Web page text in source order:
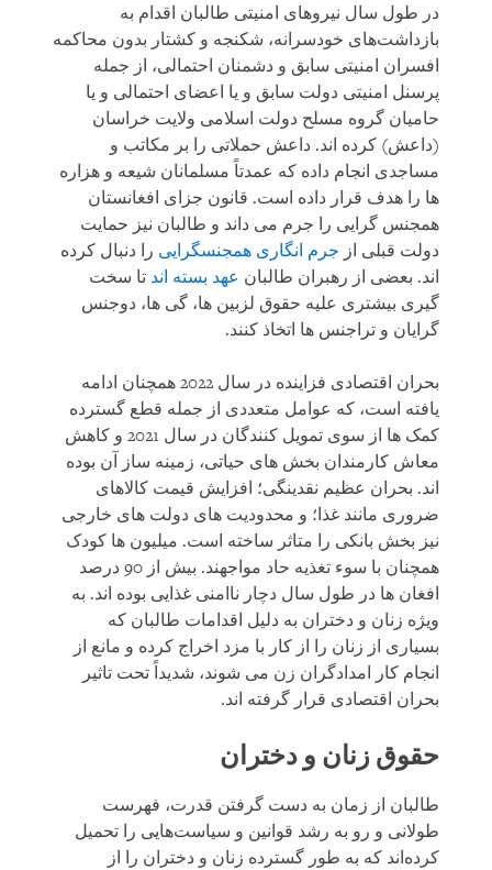
در طول سال نیروهای امنیتی طالبان اقدام به
بازداشت‌های خودسرانه، شکنجه و کشتار بدون محاکمه
افسران امنیتی سابق و دشمنان احتمالی، از جمله
پرسنل امنیتی دولت سابق و یا اعضای احتمالی و یا
حامیان گروه مسلح دولت اسلامی ولایت خراسان
(داعش) کرده اند. داعش حملاتی را بر مکاتب و
مساجدی انجام داده که عمدتاً مسلمانان شیعه و هزاره
ها را هدف قرار داده است. قانون جزای افغانستان
همجنس گرایی را جرم می داند و طالبان نیز حمایت
دولت قبلی از جرم انگاری همجنسگرایی را دنبال کرده
اند. بعضی از رهبران طالبان عهد بسته اند تا سخت
گیری بیشتری علیه حقوق لزبین ها، گی ها، دوجنس
گرایان و تراجنس ها اتخاذ کنند.
بحران اقتصادی فزاینده در سال 2022 همچنان ادامه
یافته است، که عوامل متعددی از جمله قطع گسترده
کمک ‌ها از سوی تمویل کنندگان در سال 2021 و کاهش
معاش کارمندان بخش های حیاتی، زمینه ساز آن بوده
اند. بحران عظیم نقدینگی؛ افزایش قیمت کالاهای
ضروری مانند غذا؛ و محدودیت های دولت های خارجی
نیز بخش بانکی را متاثر ساخته است. میلیون ها کودک
همچنان با سوء تغذیه حاد مواجهند. بیش از 90 درصد
افغان‌ ها در طول سال دچار ناامنی غذایی بوده اند. به
ویژه زنان و دختران به دلیل اقدامات طالبان که
بسیاری از زنان را از کار با مزد اخراج کرده و مانع از
انجام کار امدادگران زن می شوند، شدیداً تحت تاثیر
بحران اقتصادی قرار گرفته اند.
حقوق زنان و دختران
طالبان از زمان به دست گرفتن قدرت، فهرست
طولانی و رو به رشد قوانین و سیاست‌هایی را تحمیل
کرده‌اند که به طور گسترده زنان و دختران را از